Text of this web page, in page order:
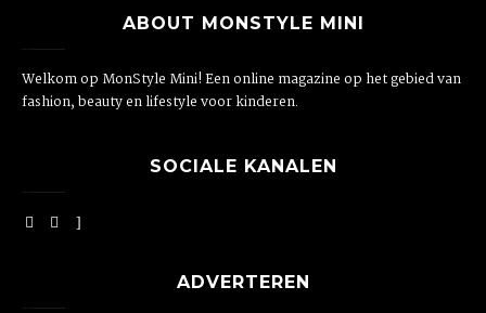
ABOUT MONSTYLE MINI
Welkom op MonStyle Mini! Een online magazine op het gebied van
fashion, beauty en lifestyle voor kinderen.
SOCIALE KANALEN
ADVERTEREN